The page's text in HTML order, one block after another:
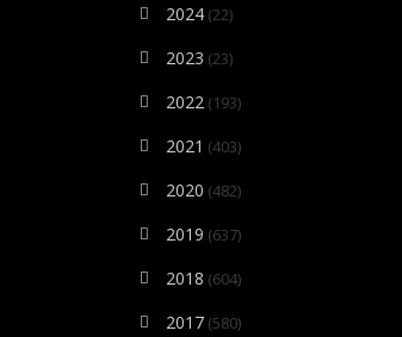
2024 (22)
2023 (23)
2022 (193)
2021 (403)
2020 (482)
2019 (637)
2018 (604)
2017 (580)